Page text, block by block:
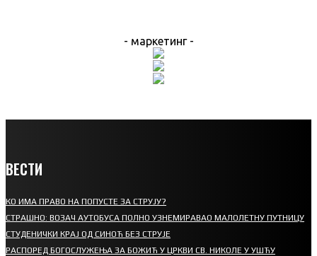
- маркетинг -
ВЕСТИ
КО ИМА ПРАВО НА ПОПУСТЕ ЗА СТРУЈУ?
СТРАШНО: ВОЗАЧ АУТОБУСА ПОЛНО УЗНЕМИРАВАО МАЛОЛЕТНУ ПУТНИЦУ
СТУДЕНИЧКИ КРАЈ ОД СИНОЋ БЕЗ СТРУЈЕ
РАСПОРЕД БОГОСЛУЖЕЊА ЗА БОЖИЋ У ЦРКВИ СВ. НИКОЛЕ У УШЋУ